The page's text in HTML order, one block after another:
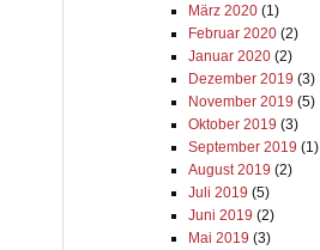
März 2020(1)
Februar 2020(2)
Januar 2020(2)
Dezember 2019 (3)
November 2019 (5)
Oktober 2019 (3)
September 2019 (1)
August 2019 (2)
Juli 2019 (5)
Juni 2019 (2)
Mai 2019 (3)